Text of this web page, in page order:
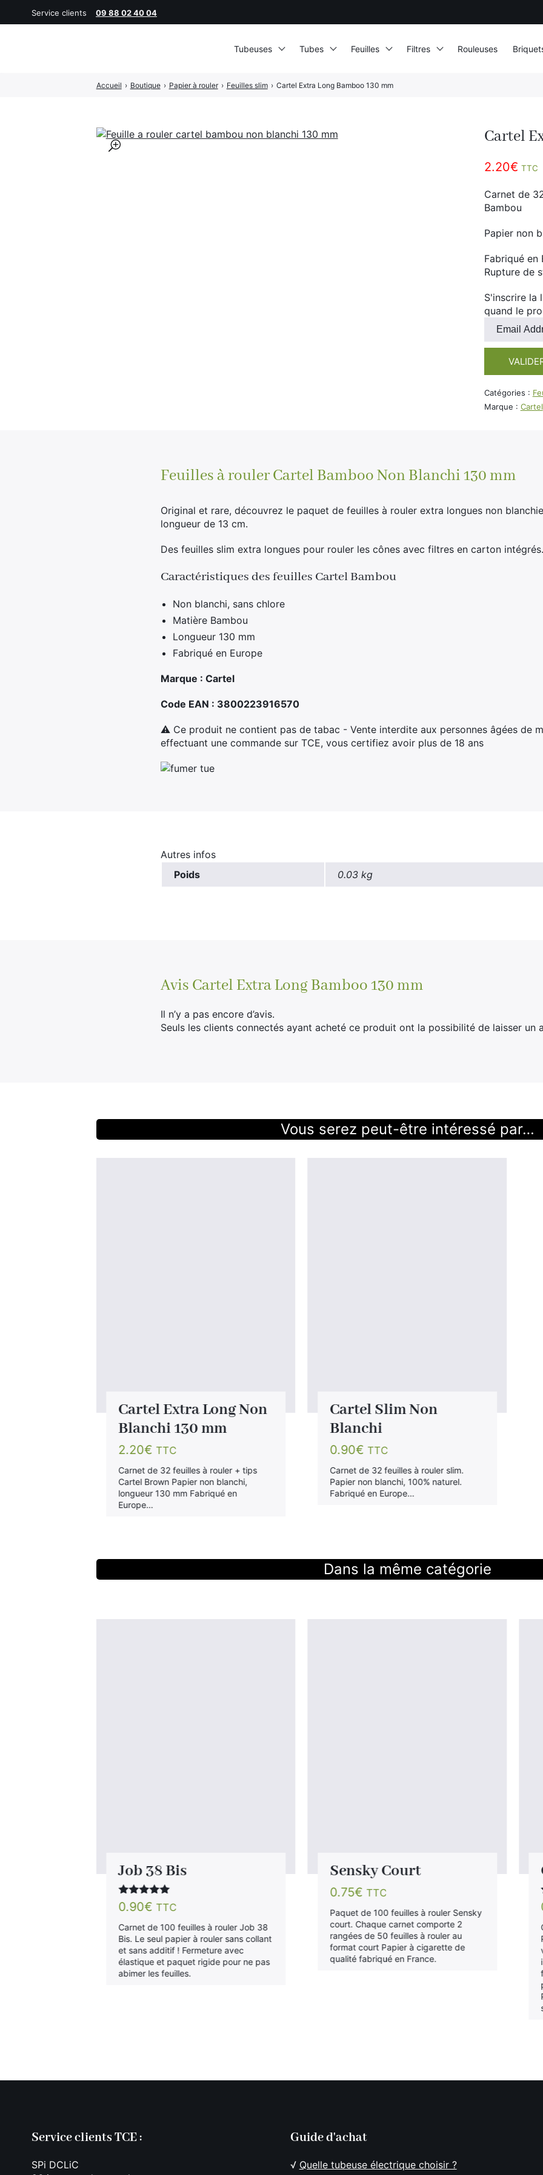
🔍 Cartel
2.20€ TTC
Carnet de
Bambou
Papier non
Fabriqué en
Rupture de
S'inscrire la
quand le
Entrez
adresse
mail
pour
rejoindre
ce
produit
Catégories :
Marque : Cartel
Accueil › Boutique › Papier à rouler › Feuilles slim › Cartel Extra Long Bamboo 130 mm
Feuilles à rouler Cartel Bamboo Non Blanchi 130 mm
Original et rare, découvrez le paquet de feuilles à rouler extra longues non
longueur de 13 cm.
Des feuilles slim extra longues pour rouler les cônes avec filtres en carton
Caractéristiques des feuilles Cartel Bambou
Non blanchi, sans chlore
Matière Bambou
Longueur 130 mm
Fabriqué en Europe
Marque : Cartel
Code EAN : 3800223916570
⚠ Ce produit ne contient pas de tabac - Vente interdite aux personnes âgées de
effectuant une commande sur TCE, vous certifiez avoir plus de 18 ans
Autres infos
Poids
0.03 kg
Avis Cartel Extra Long Bamboo 130 mm
Il n’y a pas encore d’avis.
Seuls les clients connectés ayant acheté ce produit ont la possibilité de laisser un
Vous serez peut-être intéressé par…
Cartel Extra Long Non
Blanchi 130 mm
2.20€ TTC
Carnet de 32 feuilles à rouler + tips
Cartel Brown Papier non blanchi,
longueur 130 mm Fabriqué en
Europe…
Cartel Slim Non
Blanchi
0.90€ TTC
Carnet de 32 feuilles à rouler slim.
Papier non blanchi, 100% naturel.
Fabriqué en Europe…
Dans la même catégorie
Job 38 Bis
Note5.00
sur 5
0.90€ TTC
Carnet de 100 feuilles à rouler Job 38
Bis. Le seul papier à rouler sans collant
et sans additif ! Fermeture avec
élastique et paquet rigide pour ne pas
abimer les feuilles.
Sensky Court
0.75€ TTC
Paquet de 100 feuilles à rouler Sensky
court. Chaque carnet comporte 2
rangées de 50 feuilles à rouler au
format court Papier à cigarette de
qualité fabriqué en France.
Service clients 09 88 02 40 04
Tubeuses Tubes Feuilles Filtres Rouleuses
Service clients TCE :
SPi DCLiC
Guide d'achat
√ Quelle tubeuse électrique choisir ?
: